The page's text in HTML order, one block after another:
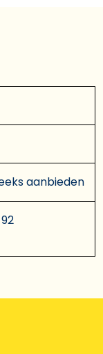
aanbieden